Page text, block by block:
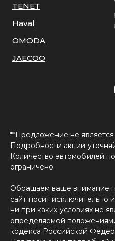
TENET
Haval
OMODA
JAECOO
**Предложение не
Подробности акции
Количество автомобилей
ограничено.
Обращаем ваше внимание
сайт носит исключительно
ни при каких условиях не
определяемой
кодекса Российской